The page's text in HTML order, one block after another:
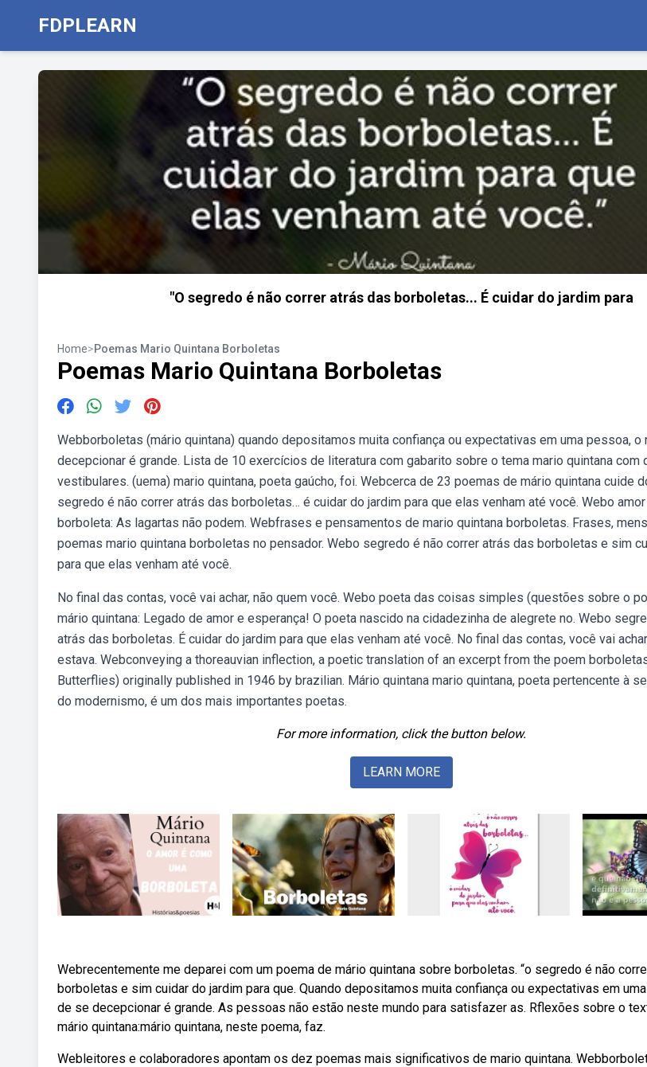
FDPLEARN
"O segredo é não correr atrás das borboletas... É cuidar do jardim para
Home>Poemas Mario Quintana Borboletas
Poemas Mario Quintana Borboletas
Webborboletas (mário quintana) quando depositamos muita confiança ou expectativas em uma pessoa, o
decepcionar é grande. Lista de 10 exercícios de literatura com gabarito sobre o tema mario quintana com
vestibulares. (uema) mario quintana, poeta gaúcho, foi. Webcerca de 23 poemas de mário quintana cuide
segredo é não correr atrás das borboletas… é cuidar do jardim para que elas venham até você. Webo
borboleta: As lagartas não podem. Webfrases e pensamentos de mario quintana borboletas. Frases,
poemas mario quintana borboletas no pensador. Webo segredo é não correr atrás das borboletas e sim
para que elas venham até você.
No final das contas, você vai achar, não quem você. Webo poeta das coisas simples (questões sobre o
mário quintana: Legado de amor e esperança! O poeta nascido na cidadezinha de alegrete no. Webo
atrás das borboletas. É cuidar do jardim para que elas venham até você. No final das contas, você vai
estava. Webconveying a thoreauvian inflection, a poetic translation of an excerpt from the poem
Butterflies) originally published in 1946 by brazilian. Mário quintana mario quintana, poeta pertencente à
do modernismo, é um dos mais importantes poetas.
For more information, click the button below.
LEARN MORE
Webrecentemente me deparei com um poema de mário quintana sobre borboletas. “o segredo é não
borboletas e sim cuidar do jardim para que. Quando depositamos muita confiança ou expectativas em
de se decepcionar é grande. As pessoas não estão neste mundo para satisfazer as. Rflexões sobre o
mário quintana:mário quintana, neste poema, faz.
Webleitores e colaboradores apontam os dez poemas mais significativos de mario quintana.